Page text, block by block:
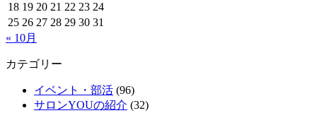
18 19 20 21 22 23 24
25 26 27 28 29 30 31
« 10月
カテゴリー
イベント・部活 (96)
サロンYOUの紹介 (32)